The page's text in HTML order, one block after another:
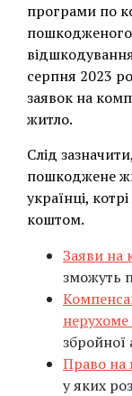
програми по
серпня 2023
заявок на
житло.
Слід
пошкоджене
українці,
коштом.
Заяви на
зможуть
збройної
Право на
у яких